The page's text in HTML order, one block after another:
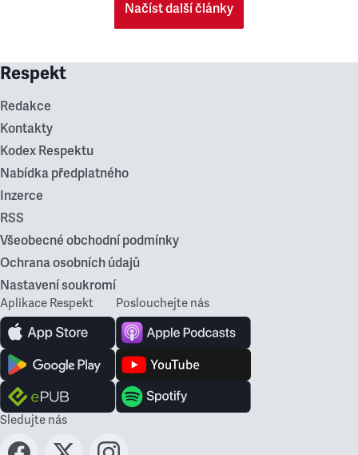
Načíst další články
Respekt
Redakce
Kontakty
Kodex Respektu
Nabídka předplatného
Inzerce
RSS
Všeobecné obchodní podmínky
Ochrana osobních údajů
Nastavení soukromí
Aplikace Respekt Poslouchejte nás
Sledujte nás